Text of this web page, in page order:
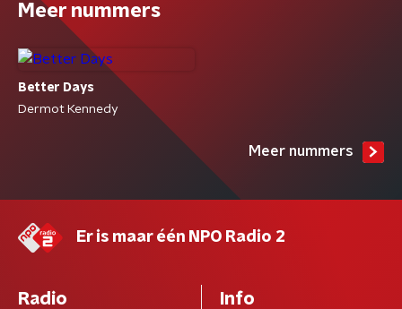
Meer nummers
Better Days
Dermot Kennedy
Meer nummers
Er is maar één NPO Radio 2
Radio Info